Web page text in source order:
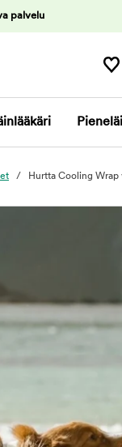
palvelu
Hurtta Cooling